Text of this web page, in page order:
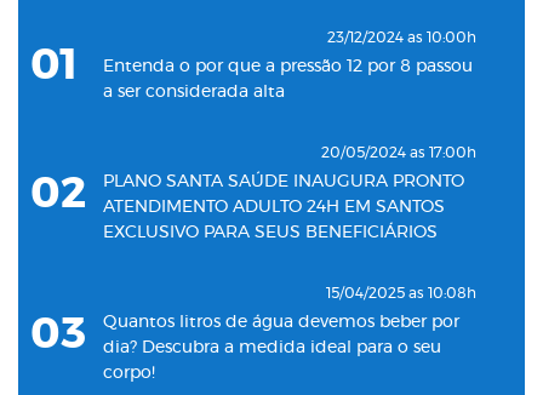
01
23/12/2024 as 10:00h
Entenda o por que a pressão 12 por 8 passou
a ser considerada alta
02
20/05/2024 as 17:00h
PLANO SANTA SAÚDE INAUGURA PRONTO
ATENDIMENTO ADULTO 24H EM SANTOS
EXCLUSIVO PARA SEUS BENEFICIÁRIOS
03
15/04/2025 as 10:08h
Quantos litros de água devemos beber por
dia? Descubra a medida ideal para o seu
corpo!